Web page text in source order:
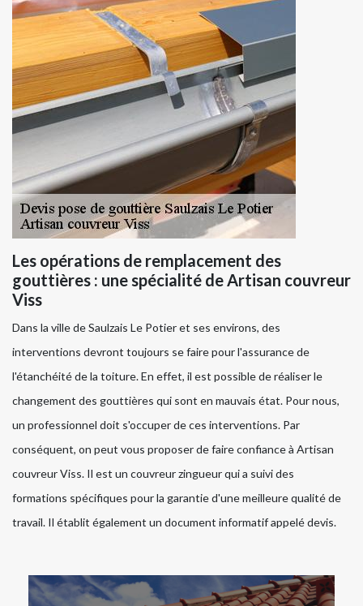
Les opérations de remplacement des
gouttières : une spécialité de Artisan couvreur
Viss
Dans la ville de Saulzais Le Potier et ses environs, des
interventions devront toujours se faire pour l'assurance de
l'étanchéité de la toiture. En effet, il est possible de réaliser le
changement des gouttières qui sont en mauvais état. Pour nous,
un professionnel doit s'occuper de ces interventions. Par
conséquent, on peut vous proposer de faire confiance à Artisan
couvreur Viss. Il est un couvreur zingueur qui a suivi des
formations spécifiques pour la garantie d'une meilleure qualité de
travail. Il établit également un document informatif appelé devis.